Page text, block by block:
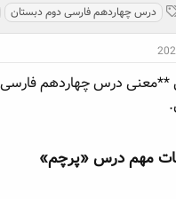
ب
چ
پ
درس چهاردهم فارسی دوم دبستان
**معنی درس چهاردهم
مهم درس «پرچم»​